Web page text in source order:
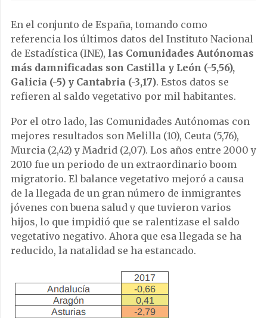
En el conjunto de España, tomando como
referencia los últimos datos del Instituto Nacional
de Estadística (INE), las Comunidades Autónomas
más damnificadas son Castilla y León (-5,56),
Galicia (-5) y Cantabria (-3,17). Estos datos se
refieren al saldo vegetativo por mil habitantes.
Por el otro lado, las Comunidades Autónomas con
mejores resultados son Melilla (10), Ceuta (5,76),
Murcia (2,42) y Madrid (2,07). Los años entre 2000 y
2010 fue un periodo de un extraordinario boom
migratorio. El balance vegetativo mejoró a causa
de la llegada de un gran número de inmigrantes
jóvenes con buena salud y que tuvieron varios
hijos, lo que impidió que se ralentizase el saldo
vegetativo negativo. Ahora que esa llegada se ha
reducido, la natalidad se ha estancado.